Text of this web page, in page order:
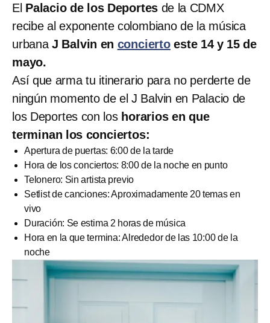
El Palacio de los Deportes de la CDMX
recibe al exponente colombiano de la música
urbanaJ Balvin en conciertoeste 14 y 15 de
mayo.
Así que arma tu itinerario para no perderte de
ningún momento de el J Balvin en Palacio de
los Deportes con los horarios en que
terminan los conciertos:
Apertura de puertas: 6:00 de la tarde
Hora de los conciertos: 8:00 de la noche en punto
Telonero: Sin artista previo
Setlist de canciones: Aproximadamente 20 temas en
vivo
Duración: Se estima 2 horas de música
Hora en la que termina: Alrededor de las 10:00 de la
noche